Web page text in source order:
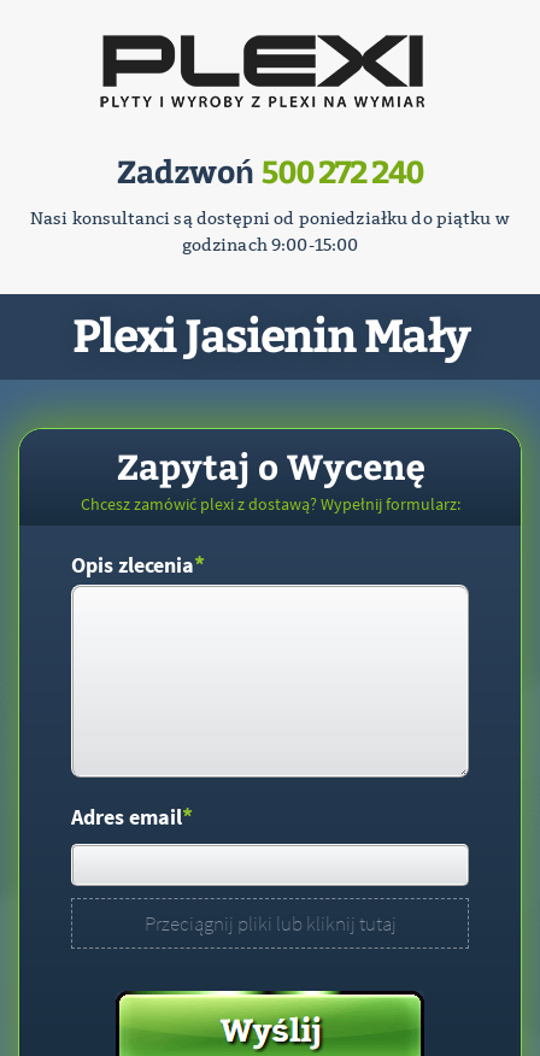
Zadzwoń 500 272 240
Nasi konsultanci są dostępni od poniedziałku do piątku w
godzinach 9:00-15:00
Plexi Jasienin Mały
Zapytaj o Wycenę
Chcesz zamówić plexi z dostawą? Wypełnij formularz:
Opis zlecenia*
Adres email*
Przeciągnij pliki lub kliknij tutaj